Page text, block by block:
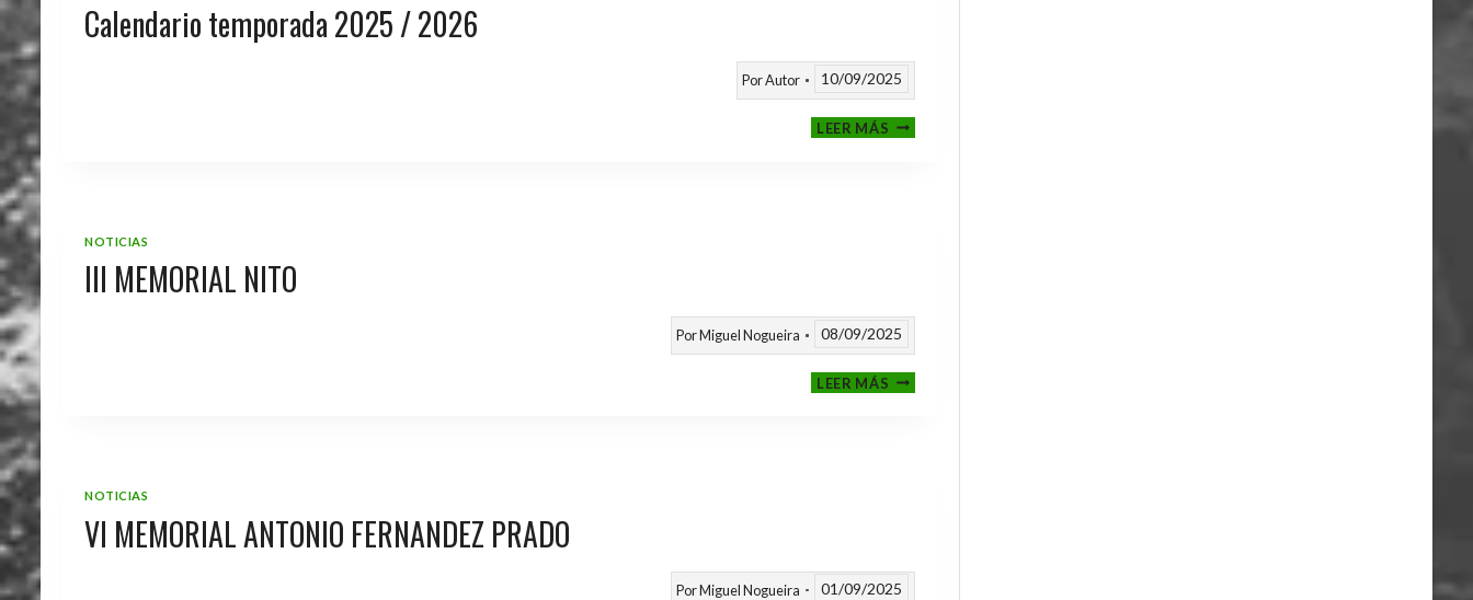
Calendario temporada 2025 / 2026
PorAutor 10/09/2025
LEER MÁSCALENDARIO
TEMPORADA
NOTICIAS
III MEMORIAL NITO
PorMiguel Nogueira 08/09/2025
LEER MÁSIII
MEMORIAL
NOTICIAS
VI MEMORIAL ANTONIO FERNANDEZ PRADO
PorMiguel Nogueira 01/09/2025